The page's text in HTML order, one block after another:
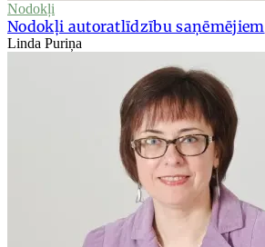
Nodokļi
Nodokļi autoratlīdzību saņēmējiem
Linda Puriņa